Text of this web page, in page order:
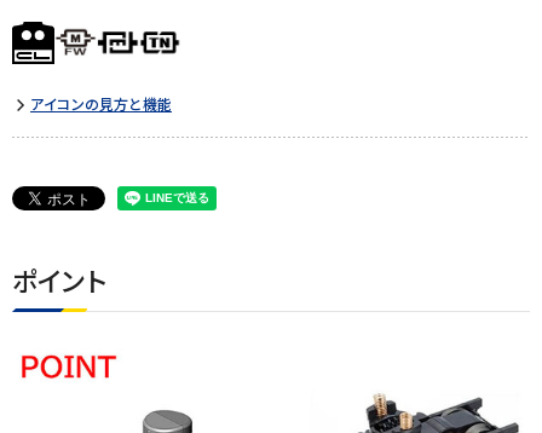
アイコンの見方と機能
ポイント